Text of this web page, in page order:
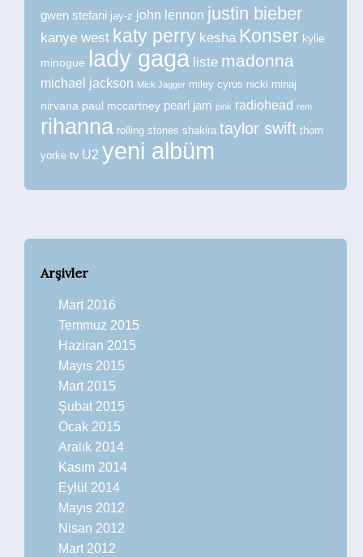
gwen stefani jay-z john lennon justin bieber
kanye west katy perry kesha Konser kylie
minogue lady gaga liste madonna
michael jackson Mick Jagger miley cyrus nicki minaj
nirvana paul mccartney pearl jam pink radiohead rem
rihanna rolling stones shakira taylor swift thom
yorke tv U2 yeni albüm
Arşivler
Mart 2016
Temmuz 2015
Haziran 2015
Mayıs 2015
Mart 2015
Şubat 2015
Ocak 2015
Aralık 2014
Kasım 2014
Eylül 2014
Mayıs 2012
Nisan 2012
Mart 2012